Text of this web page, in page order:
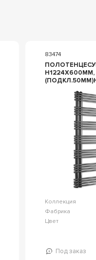
83474
H1224Х600ММ,
8BAR,W512,G 1/
(КРЕПЛ,КЛАП
КОМПЛ),БЕЗ КР/
(ПОЛИР.Н/
CORDIVARI
3551780400111
Коллекция
Фабрика
Цвет
Под заказ